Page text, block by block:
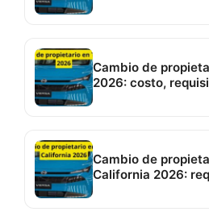
Cambio de
2026: costo,
Cambio de
California 2026: